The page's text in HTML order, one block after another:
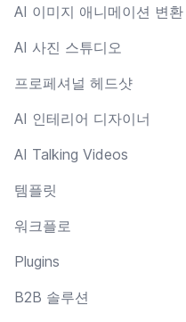
AI 이미지 애니메이션 변환
AI 사진 스튜디오
프로페셔널 헤드샷
AI 인테리어 디자이너
AI Talking Videos
템플릿
워크플로
Plugins
B2B 솔루션